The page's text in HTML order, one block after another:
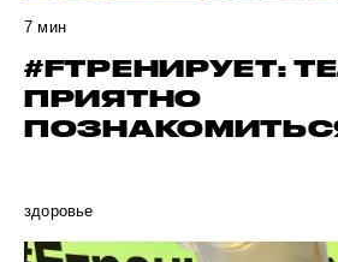
7 мин
#FТРЕНИРУЕТ:
ПРИЯТНО
здоровье